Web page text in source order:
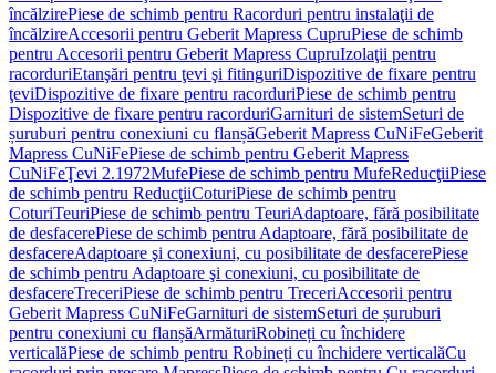
încălzirePiese de schimb pentru Racorduri pentru instalaţii de
încălzireAccesorii pentru Geberit Mapress CupruPiese de schimb
pentru Accesorii pentru Geberit Mapress CupruIzolaţii pentru
racorduriEtanşări pentru ţevi şi fitinguriDispozitive de fixare pentru
ţeviDispozitive de fixare pentru racorduriPiese de schimb pentru
Dispozitive de fixare pentru racorduriGarnituri de sistemSeturi de
șuruburi pentru conexiuni cu flanșăGeberit Mapress CuNiFeGeberit
Mapress CuNiFePiese de schimb pentru Geberit Mapress
CuNiFeŢevi 2.1972MufePiese de schimb pentru MufeReducţiiPiese
de schimb pentru ReducţiiCoturiPiese de schimb pentru
CoturiTeuriPiese de schimb pentru TeuriAdaptoare, fără posibilitate
de desfacerePiese de schimb pentru Adaptoare, fără posibilitate de
desfacereAdaptoare şi conexiuni, cu posibilitate de desfacerePiese
de schimb pentru Adaptoare şi conexiuni, cu posibilitate de
desfacereTreceriPiese de schimb pentru TreceriAccesorii pentru
Geberit Mapress CuNiFeGarnituri de sistemSeturi de șuruburi
pentru conexiuni cu flanșăArmăturiRobineți cu închidere
verticalăPiese de schimb pentru Robineți cu închidere verticalăCu